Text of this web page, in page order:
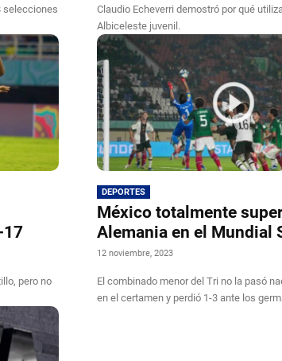
selecciones
Claudio Echeverri demostró por qué
Albiceleste juvenil.
17
pero no
DEPORTES
México totalmente
Alemania en el Mundial
12 noviembre, 2023
El combinado menor del Tri no la pasó
en el certamen y perdió 1-3 ante los